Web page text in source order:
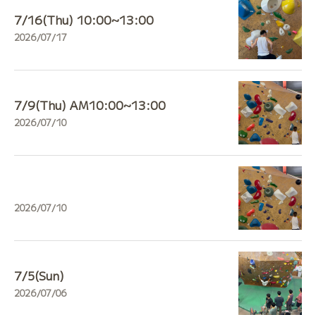
7/16(Thu) 10:00~13:00
2026/07/17
7/9(Thu) AM10:00~13:00
2026/07/10
2026/07/10
7/5(Sun)
2026/07/06